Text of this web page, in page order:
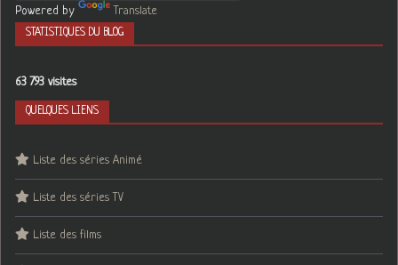
Powered by Translate
STATISTIQUES DU BLOG
63 793 visites
QUELQUES LIENS
Liste des séries Animé
Liste des séries TV
Liste des films